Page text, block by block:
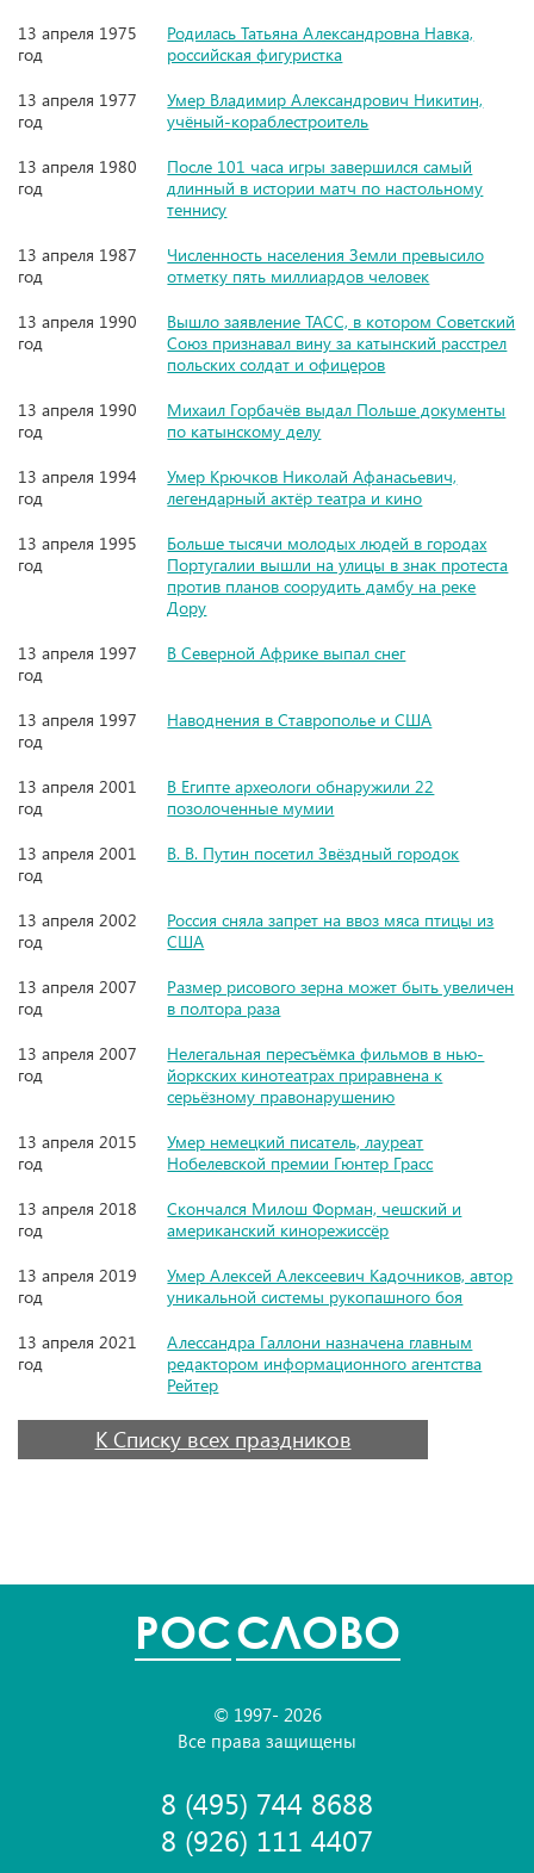
13 апреля 1975
год
Родилась Татьяна Александровна Навка,
российская фигуристка
13 апреля 1977
год
Умер Владимир Александрович Никитин,
учёный-кораблестроитель
13 апреля 1980
год
После 101 часа игры завершился самый
длинный в истории матч по настольному
теннису
13 апреля 1987
год
Численность населения Земли превысило
отметку пять миллиардов человек
13 апреля 1990
год
Вышло заявление ТАСС, в котором Советский
Союз признавал вину за катынский расстрел
польских солдат и офицеров
13 апреля 1990
год
Михаил Горбачёв выдал Польше документы
по катынскому делу
13 апреля 1994
год
Умер Крючков Николай Афанасьевич,
легендарный актёр театра и кино
13 апреля 1995
год
Больше тысячи молодых людей в городах
Португалии вышли на улицы в знак протеста
против планов соорудить дамбу на реке
Дору
13 апреля 1997
год
В Северной Африке выпал снег
13 апреля 1997
год
Наводнения в Ставрополье и США
13 апреля 2001
год
В Египте археологи обнаружили 22
позолоченные мумии
13 апреля 2001
год
В. В. Путин посетил Звёздный городок
13 апреля 2002
год
Россия сняла запрет на ввоз мяса птицы из
США
13 апреля 2007
год
Размер рисового зерна может быть увеличен
в полтора раза
13 апреля 2007
год
Нелегальная пересъёмка фильмов в нью-
йоркских кинотеатрах приравнена к
серьёзному правонарушению
13 апреля 2015
год
Умер немецкий писатель, лауреат
Нобелевской премии Гюнтер Грасс
13 апреля 2018
год
Скончался Милош Форман, чешский и
американский кинорежиссёр
13 апреля 2019
год
Умер Алексей Алексеевич Кадочников, автор
уникальной системы рукопашного боя
13 апреля 2021
год
Алессандра Галлони назначена главным
редактором информационного агентства
Рейтер
К Списку всех праздников
POCСЛОВО
© 1997- 2026
Все права защищены
8 (495) 744 8688
8 (926) 111 4407